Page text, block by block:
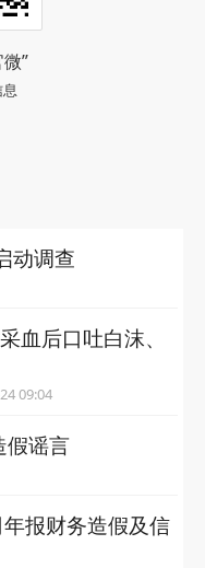
”
动调查
血后口吐白沫、
》 2026-07-24 09:04
假谣言
报财务造假及信